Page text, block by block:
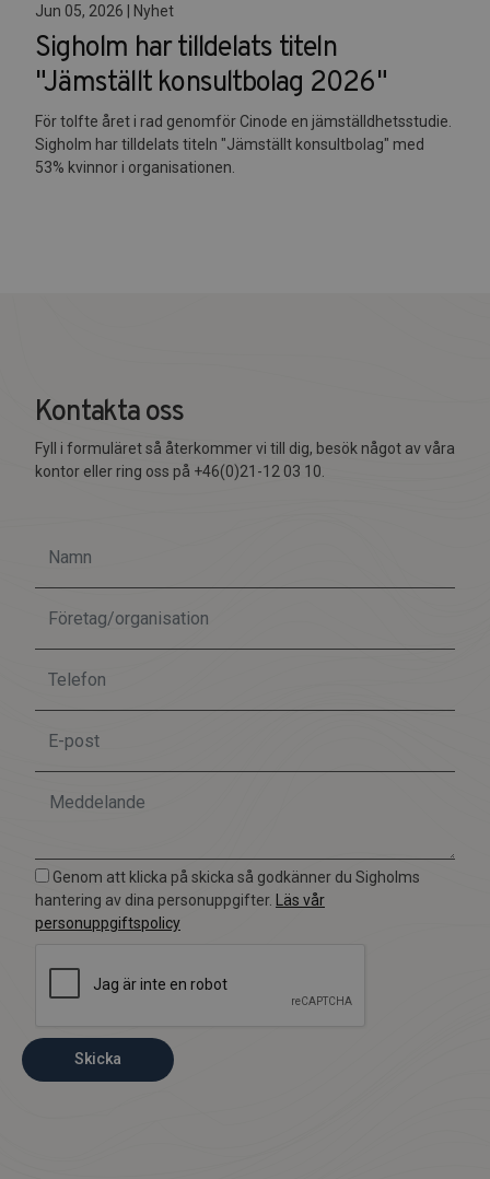
Jun 05, 2026 | Nyhet
Sigholm har tilldelats titeln
"Jämställt konsultbolag 2026"
För tolfte året i rad genomför Cinode en jämställdhetsstudie.
Sigholm har tilldelats titeln "Jämställt konsultbolag" med
53% kvinnor i organisationen.
Kontakta oss
Fyll i formuläret så återkommer vi till dig, besök något av våra
kontor eller ring oss på +46(0)21-12 03 10.
Genom att klicka på skicka så godkänner du Sigholms
hantering av dina personuppgifter.
Läs vår
personuppgiftspolicy
Skicka